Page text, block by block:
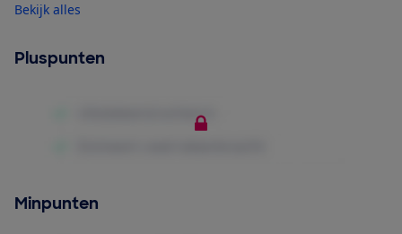
Bekijk alles
Pluspunten
Minpunten